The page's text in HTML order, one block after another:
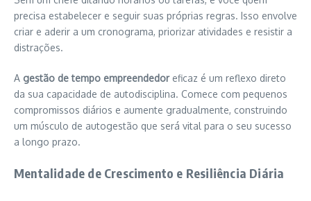
precisa estabelecer e seguir suas próprias regras. Isso envolve
criar e aderir a um cronograma, priorizar atividades e resistir a
distrações.
A gestão de tempo empreendedoreficaz é um reflexo direto
da sua capacidade de autodisciplina. Comece com pequenos
compromissos diários e aumente gradualmente, construindo
um músculo de autogestão que será vital para o seu sucesso
a longo prazo.
Mentalidade de Crescimento e Resiliência Diária